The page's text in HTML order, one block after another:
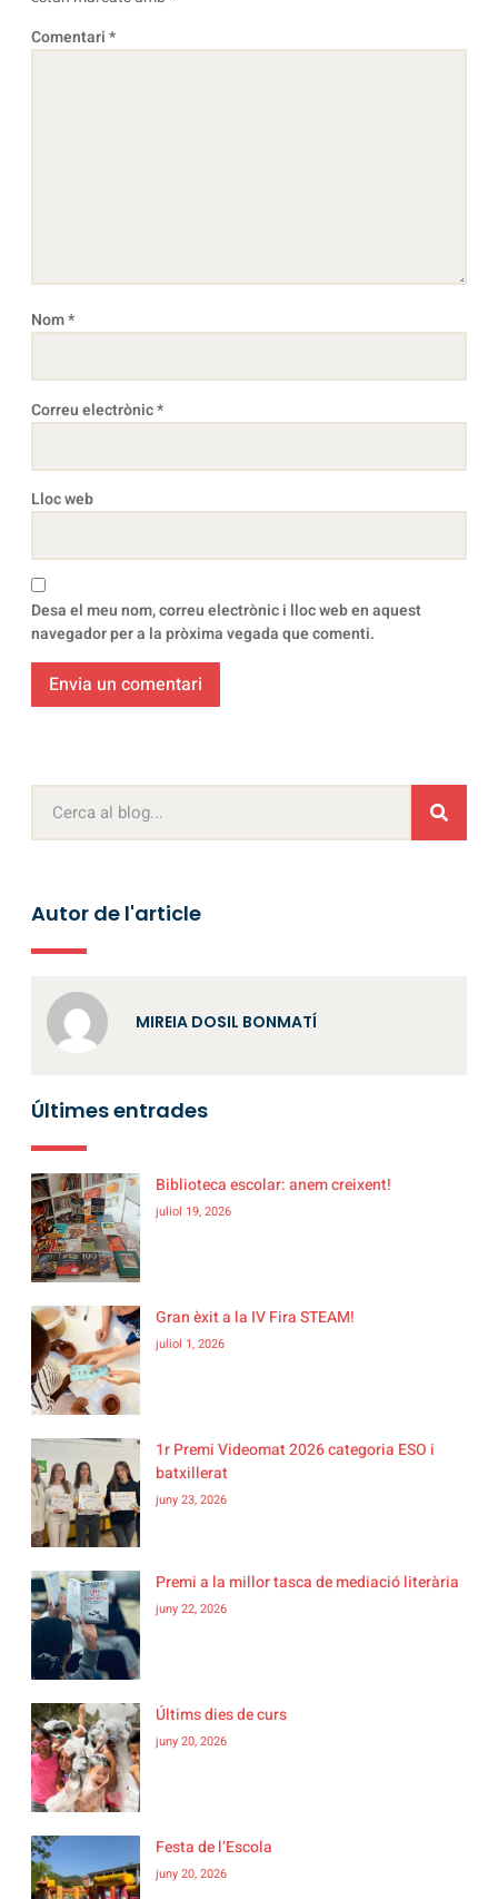
Comentari*
Nom*
Correu electrònic*
Lloc web
Desa el meu nom, correu electrònic i lloc web en aquest
navegador per a la pròxima vegada que comenti.
Autor de l'article
MIREIA DOSIL BONMATÍ
Últimes entrades
Biblioteca escolar: anem creixent!
juliol 19, 2026
Gran èxit a la IV Fira STEAM!
juliol 1, 2026
1r Premi Videomat 2026 categoria ESO i
batxillerat
juny 23, 2026
Premi a la millor tasca de mediació literària
juny 22, 2026
Últims dies de curs
juny 20, 2026
Festa de l’Escola
juny 20, 2026